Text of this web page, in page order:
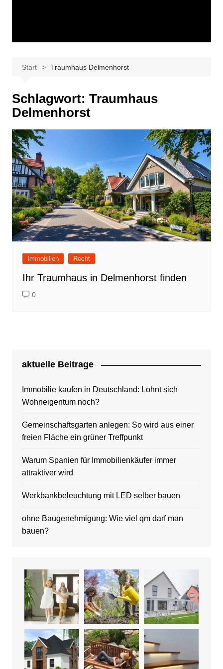
Start Traumhaus Delmenhorst
Schlagwort: Traumhaus
Delmenhorst
Immobilien Recht
Ihr Traumhaus in Delmenhorst finden
0
aktuelle Beitrage
Immobilie kaufen in Deutschland: Lohnt sich
Wohneigentum noch?
Gemeinschaftsgarten anlegen: So wird aus einer
freien Fläche ein grüner Treffpunkt
Warum Spanien für Immobilienkäufer immer
attraktiver wird
Werkbankbeleuchtung mit LED selber bauen
ohne Baugenehmigung: Wie viel qm darf man
bauen?